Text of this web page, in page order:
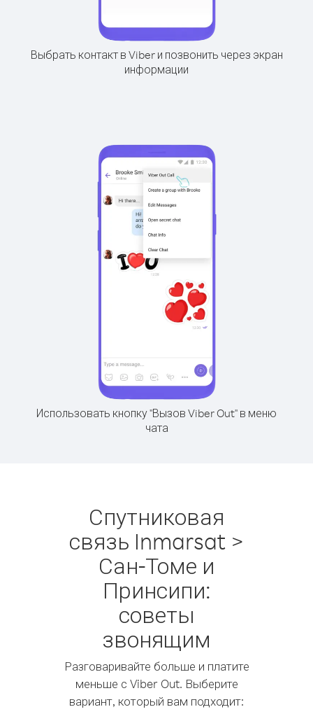
Выбрать контакт в Viber и позвонить через экран
информации
Использовать кнопку "Вызов Viber Out" в меню
чата
Спутниковая
связь Inmarsat >
Сан-Томе и
Принсипи:
советы
звонящим
Разговаривайте больше и платите
меньше с Viber Out. Выберите
вариант, который вам подходит: